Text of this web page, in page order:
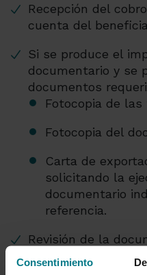
Consentimiento
Recepción del
cuenta del
Si se produce el
documentario y se
documentos
Fotocopia de
Fotocopia del
Carta de
solicitando la
documentario
referencia.
Revisión de la
banco del